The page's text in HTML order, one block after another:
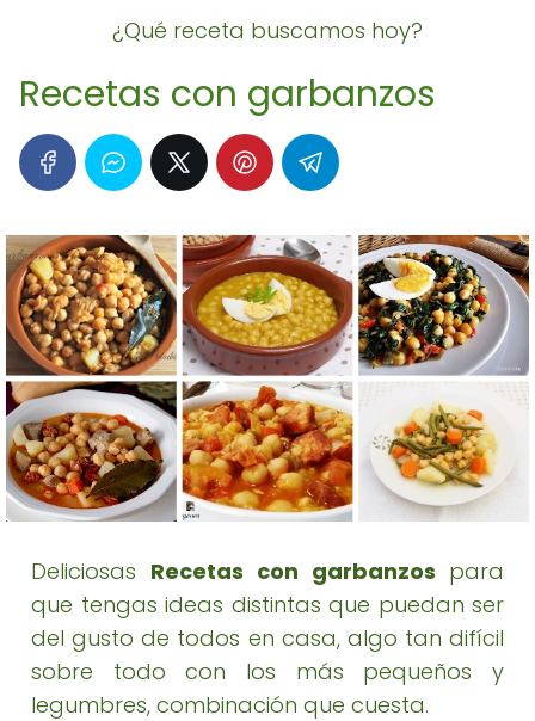
¿Qué receta buscamos hoy?
Recetas con garbanzos
Deliciosas Recetas con garbanzos para
que tengas ideas distintas que puedan ser
del gusto de todos en casa, algo tan difícil
sobre todo con los más pequeños y
legumbres, combinación que cuesta.